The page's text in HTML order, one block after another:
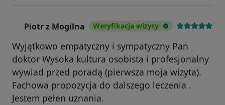
Piotr z Mogilna Weryfikacja wizyty
Wyjątkowo empatyczny i sympatyczny Pan
doktor Wysoka kultura osobista i profesjonalny
wywiad przed poradą (pierwsza moja wizyta).
Fachowa propozycja do dalszego leczenia .
Jestem pełen uznania.